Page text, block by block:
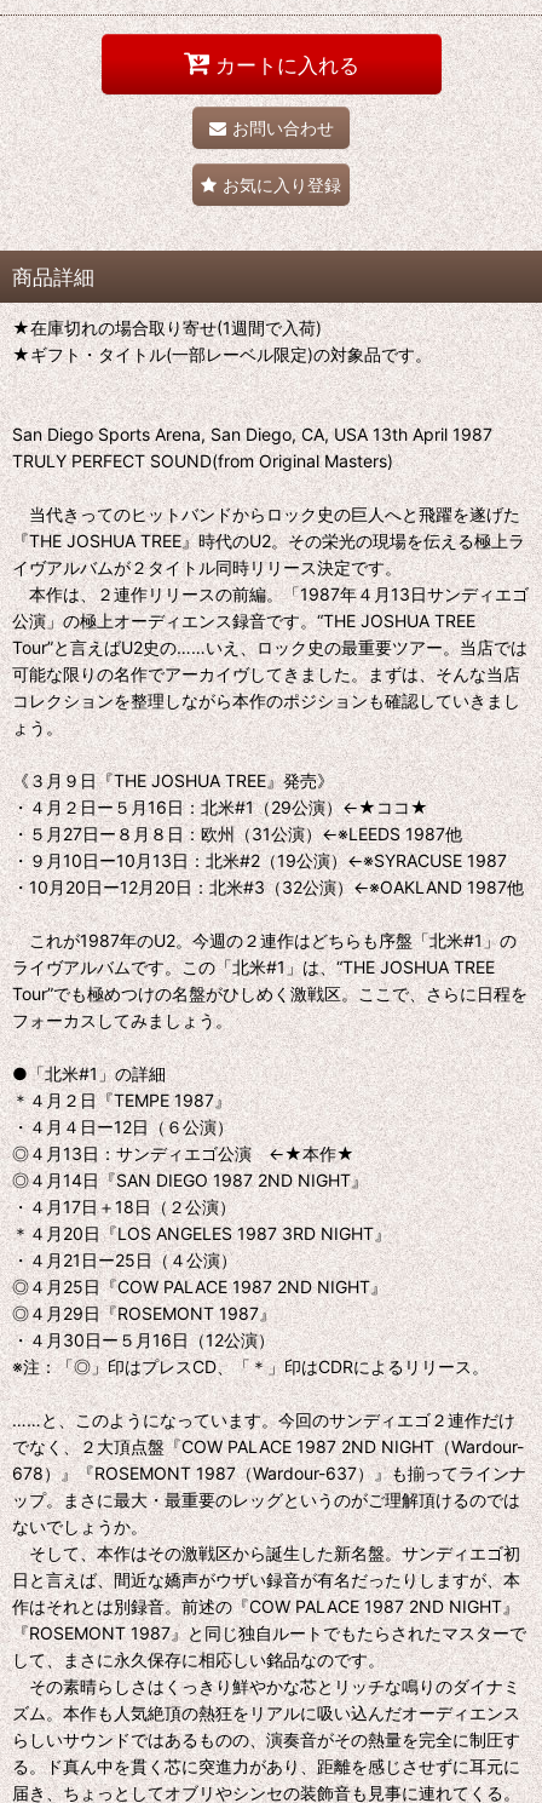
カートに入れる
お問い合わせ
お気に入り登録
商品詳細
★在庫切れの場合取り寄せ(1週間で入荷)
★ギフト・タイトル(一部レーベル限定)の対象品です。
San Diego Sports Arena, San Diego, CA, USA 13th April 1987
TRULY PERFECT SOUND(from Original Masters)
当代きってのヒットバンドからロック史の巨人へと飛躍を遂げた
『THE JOSHUA TREE』時代のU2。その栄光の現場を伝える極上ラ
イヴアルバムが２タイトル同時リリース決定です。
本作は、２連作リリースの前編。「1987年４月13日サンディエゴ
公演」の極上オーディエンス録音です。“THE JOSHUA TREE
Tour”と言えばU2史の……いえ、ロック史の最重要ツアー。当店では
可能な限りの名作でアーカイヴしてきました。まずは、そんな当店
コレクションを整理しながら本作のポジションも確認していきまし
ょう。
《３月９日『THE JOSHUA TREE』発売》
・４月２日ー５月16日：北米#1（29公演）←★ココ★
・５月27日ー８月８日：欧州（31公演）←※LEEDS 1987他
・９月10日ー10月13日：北米#2（19公演）←※SYRACUSE 1987
・10月20日ー12月20日：北米#3（32公演）←※OAKLAND 1987他
これが1987年のU2。今週の２連作はどちらも序盤「北米#1」の
ライヴアルバムです。この「北米#1」は、“THE JOSHUA TREE
Tour”でも極めつけの名盤がひしめく激戦区。ここで、さらに日程を
フォーカスしてみましょう。
●「北米#1」の詳細
＊４月２日『TEMPE 1987』
・４月４日ー12日（６公演）
◎４月13日：サンディエゴ公演 ←★本作★
◎４月14日『SAN DIEGO 1987 2ND NIGHT』
・４月17日＋18日（２公演）
＊４月20日『LOS ANGELES 1987 3RD NIGHT』
・４月21日ー25日（４公演）
◎４月25日『COW PALACE 1987 2ND NIGHT』
◎４月29日『ROSEMONT 1987』
・４月30日ー５月16日（12公演）
※注：「◎」印はプレスCD、「＊」印はCDRによるリリース。
……と、このようになっています。今回のサンディエゴ２連作だけ
でなく、２大頂点盤『COW PALACE 1987 2ND NIGHT（Wardour-
678）』『ROSEMONT 1987（Wardour-637）』も揃ってラインナ
ップ。まさに最大・最重要のレッグというのがご理解頂けるのでは
ないでしょうか。
そして、本作はその激戦区から誕生した新名盤。サンディエゴ初
日と言えば、間近な嬌声がウザい録音が有名だったりしますが、本
作はそれとは別録音。前述の『COW PALACE 1987 2ND NIGHT』
『ROSEMONT 1987』と同じ独自ルートでもたらされたマスターで
して、まさに永久保存に相応しい銘品なのです。
その素晴らしさはくっきり鮮やかな芯とリッチな鳴りのダイナミ
ズム。本作も人気絶頂の熱狂をリアルに吸い込んだオーディエンス
らしいサウンドではあるものの、演奏音がその熱量を完全に制圧す
る。ド真ん中を貫く芯に突進力があり、距離を感じさせずに耳元に
届き、ちょっとしてオブリやシンセの装飾音も見事に連れてくる。